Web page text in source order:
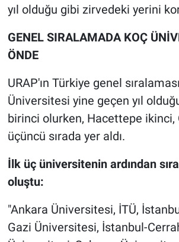
yıl olduğu gibi zirvedeki yerini
GENEL SIRALAMADA KOÇ
ÖNDE
URAP'ın Türkiye genel
Üniversitesi yine geçen yıl
birinci olurken, Hacettepe ikinci,
üçüncü sırada yer aldı.
İlk üç üniversitenin ardından
oluştu:
"Ankara Üniversitesi, İTÜ,
Gazi Üniversitesi, İstanbul-